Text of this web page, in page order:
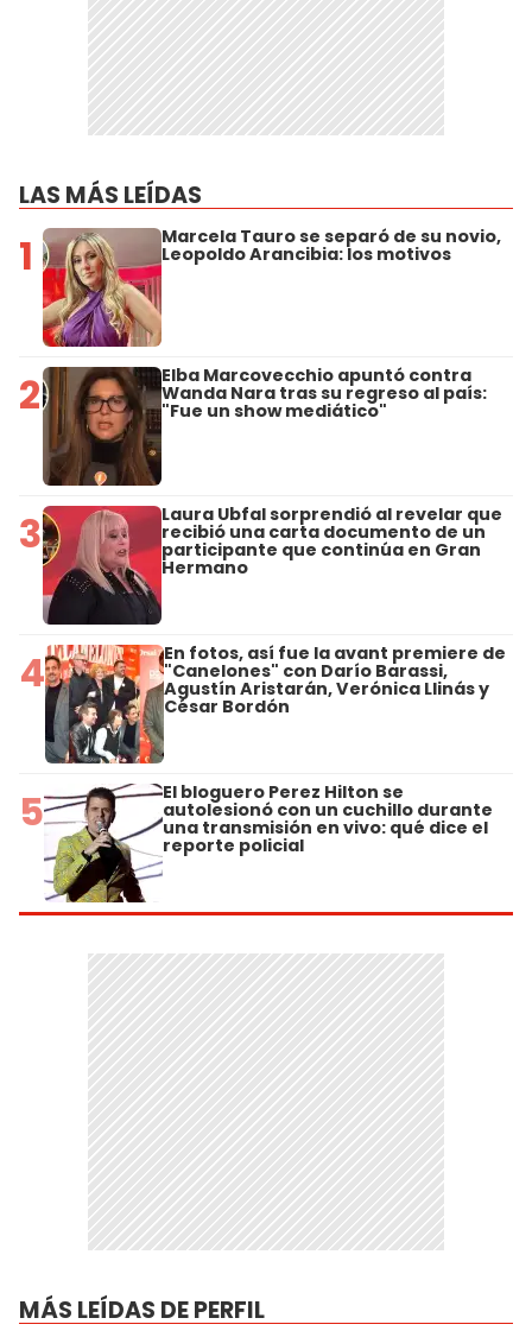
LAS MÁS LEÍDAS
1 Marcela Tauro se separó de su novio,
Leopoldo Arancibia: los motivos
2 Elba Marcovecchio apuntó contra
Wanda Nara tras su regreso al país:
"Fue un show mediático"
3 Laura Ubfal sorprendió al revelar que
recibió una carta documento de un
participante que continúa en Gran
Hermano
4 En fotos, así fue la avant premiere de
"Canelones" con Darío Barassi,
Agustín Aristarán, Verónica Llinás y
César Bordón
5 El bloguero Perez Hilton se
autolesionó con un cuchillo durante
una transmisión en vivo: qué dice el
reporte policial
MÁS LEÍDAS DE PERFIL